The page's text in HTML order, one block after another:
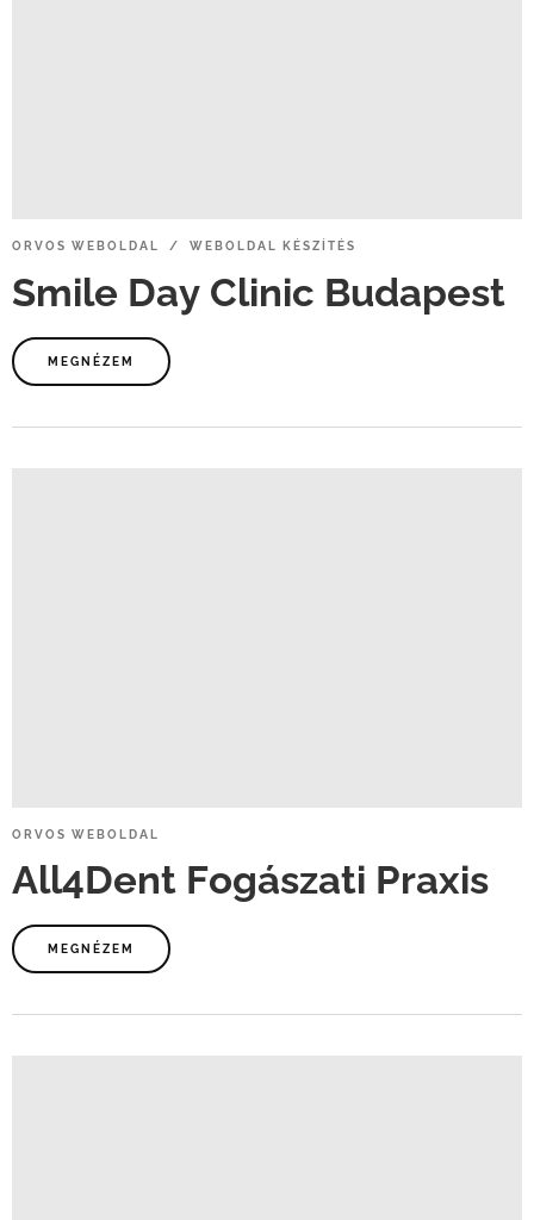
ORVOS WEBOLDAL / WEBOLDAL KÉSZÍTÉS
Smile Day Clinic Budapest
MEGNÉZEM
ORVOS WEBOLDAL
All4Dent Fogászati Praxis
MEGNÉZEM